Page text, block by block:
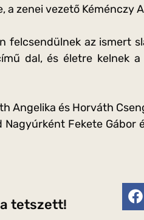
a zenei vezető Kéménczy
felcsendülnek az ismert
dal, és életre kelnek
Angelika és Horváth
Nagyúrként Fekete Gábor
tetszett!